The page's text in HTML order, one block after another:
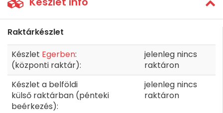
Raktárkészlet
Készlet Egerben:
(központi raktár):
jelenleg nincs
raktáron
Készlet a belföldi
külső raktárban (pénteki
beérkezés):
jelenleg nincs
raktáron